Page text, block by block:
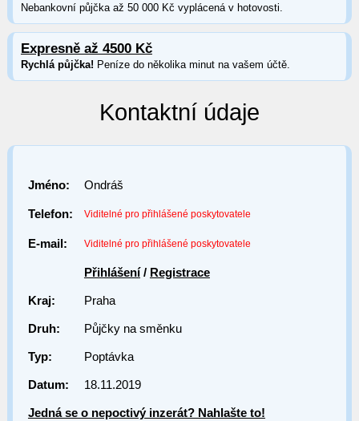
Nebankovní půjčka až 50 000 Kč vyplácená v hotovosti.
Expresně až 4500 Kč
Rychlá půjčka! Peníze do několika minut na vašem účtě.
Kontaktní údaje
Jméno: Ondráš
Telefon: Viditelné pro přihlášené poskytovatele
E-mail: Viditelné pro přihlášené poskytovatele
Přihlášení/ Registrace
Kraj: Praha
Druh: Půjčky na směnku
Typ: Poptávka
Datum: 18.11.2019
Jedná se o nepoctivý inzerát? Nahlašte to!